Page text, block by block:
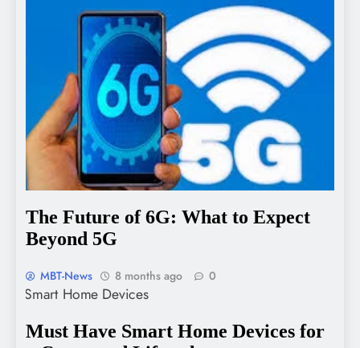
The Future of 6G: What to Expect
Beyond 5G
MBT-News 8 months ago 0
Must Have Smart Home Devices for